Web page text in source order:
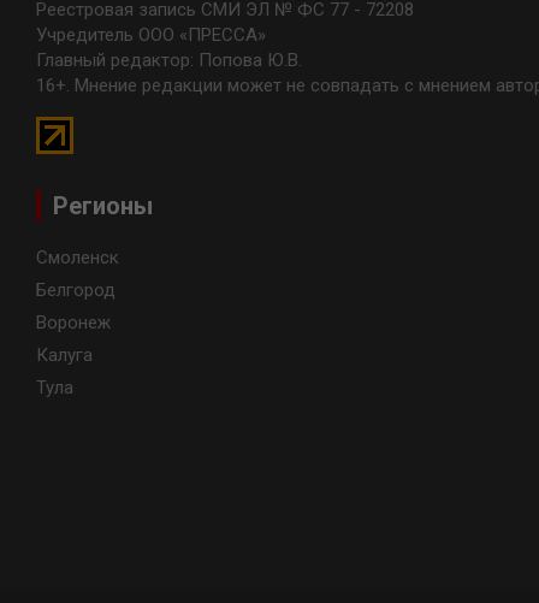
Реестровая запись СМИ ЭЛ № ФС 77 - 72208
Учредитель ООО «ПРЕССА»
Главный редактор: Попова Ю.В.
16+. Мнение редакции может не совпадать с мнением
Регионы
Смоленск
Белгород
Воронеж
Калуга
Тула